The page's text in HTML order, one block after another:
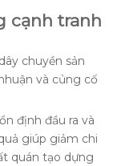
cạnh tranh
chuyền sản
và củng cố
định đầu ra và
giúp giảm chi
quán tạo dựng